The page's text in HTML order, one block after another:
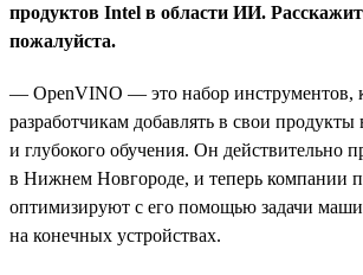
продуктов Intel в области ИИ.
пожалуйста.
— OpenVINO — это набор инструментов,
разработчикам добавлять в свои
и глубокого обучения. Он действительно
в Нижнем Новгороде, и теперь компании
оптимизируют с его помощью задачи
на конечных устройствах.